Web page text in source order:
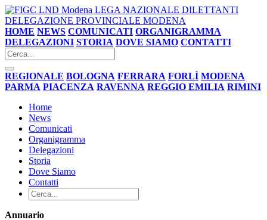
LEGA NAZIONALE DILETTANTI
DELEGAZIONE PROVINCIALE MODENA
HOME NEWS COMUNICATI ORGANIGRAMMA
DELEGAZIONI STORIA DOVE SIAMO CONTATTI
REGIONALE BOLOGNA FERRARA FORLÌ MODENA
PARMA PIACENZA RAVENNA REGGIO EMILIA RIMINI
Home
News
Comunicati
Organigramma
Delegazioni
Storia
Dove Siamo
Contatti
Annuario